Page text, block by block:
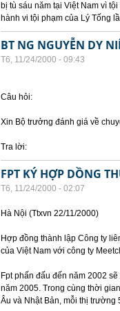
bị tù sáu năm tại Việt Nam vì
hành vi tội phạm của Lý Tống
BT NG NGUYỄN DY
T6, 11/24/2000 - 09:43
Câu hỏi:
Xin Bộ trưởng đánh giá về
Tra lời:
FPT KÝ HỢP DỒNG
T6, 11/24/2000 - 02:07
Hà Nội (Ttxvn 22/11/2000)
Hợp đồng thành lập Công ty
của Việt Nam với công ty
Fpt phấn đấu đến năm 2002
năm 2005. Trong cùng thời
Âu và Nhật Bản, mỗi thị trường